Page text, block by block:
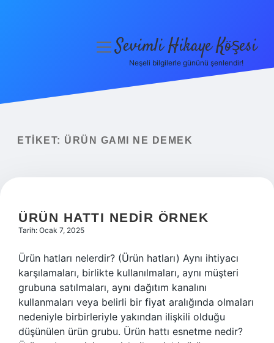
Yasal Uyarı
menüyüSevimli Hikaye Köşesi
Neşeli bilgilerle gününü şenlendir!
ETIKET: ÜRÜN GAMI NE DEMEK
ÜRÜN HATTI NEDIR ÖRNEK
Tarih: Ocak 7, 2025
Ürün hatları nelerdir? (Ürün hatları) Aynı ihtiyacı
karşılamaları, birlikte kullanılmaları, aynı müşteri
grubuna satılmaları, aynı dağıtım kanalını
kullanmaları veya belirli bir fiyat aralığında olmaları
nedeniyle birbirleriyle yakından ilişkili olduğu
düşünülen ürün grubu. Ürün hattı esnetme nedir?